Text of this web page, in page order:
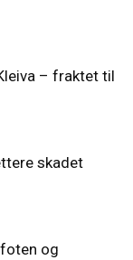
– fraktet til
skadet
og